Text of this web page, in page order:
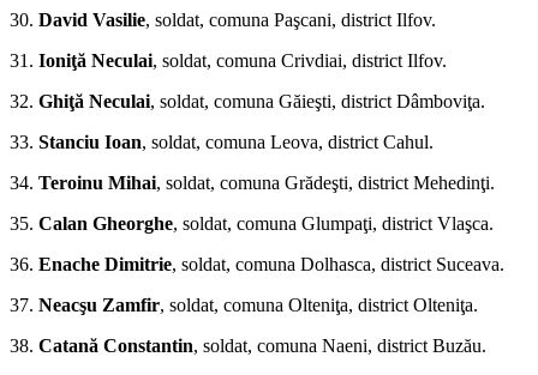
30. David Vasilie, soldat, comuna Paş­cani, district Ilfov.
31. Ioniţă Neculai, soldat, comuna Crivdiai, district Ilfov.
32. Ghiţă Neculai, soldat, co­muna Găieşti, district Dâmboviţa.
33. Stanciu Ioan, soldat, comuna Leova, district Cahul.
34. Teroinu Mihai, soldat, comuna Grădeşti, district Mehedinţi.
35. Calan Gheorghe, soldat, comuna Glumpaţi, district Vlaşca.
36. Enache Dimitrie, soldat, comuna Dolhasca, district Suceava.
37. Neacşu Zamfir, soldat, comuna Olteniţa, district Olteniţa.
38. Catană Constantin, soldat, comuna Naeni, district Buzău.